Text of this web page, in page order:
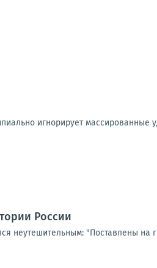
игнорирует массированные
России
неутешительным: "Поставлены на